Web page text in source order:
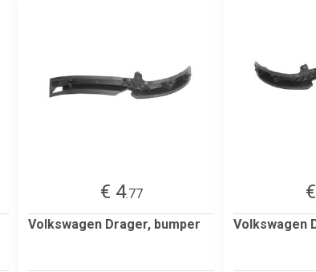
€ 4.77
Volkswagen Drager, bumper
Volkswagen